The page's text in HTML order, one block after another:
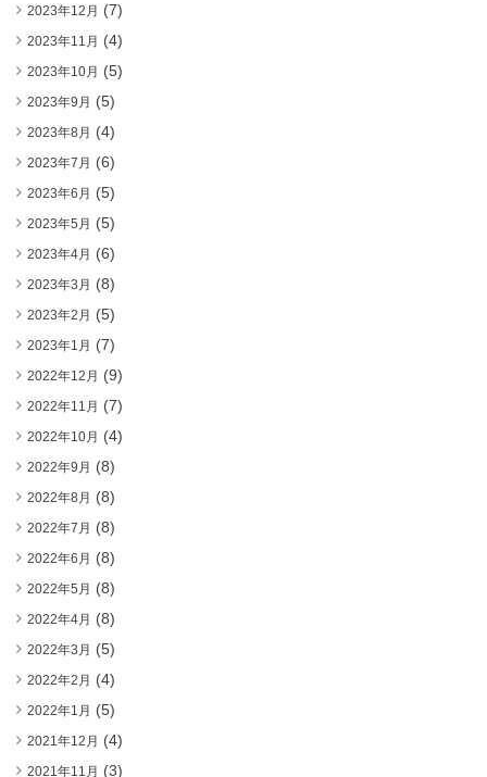
2023年12月 (7)
2023年11月 (4)
2023年10月 (5)
2023年9月 (5)
2023年8月 (4)
2023年7月 (6)
2023年6月 (5)
2023年5月 (5)
2023年4月 (6)
2023年3月 (8)
2023年2月 (5)
2023年1月 (7)
2022年12月 (9)
2022年11月 (7)
2022年10月 (4)
2022年9月 (8)
2022年8月 (8)
2022年7月 (8)
2022年6月 (8)
2022年5月 (8)
2022年4月 (8)
2022年3月 (5)
2022年2月 (4)
2022年1月 (5)
2021年12月 (4)
2021年11月 (3)